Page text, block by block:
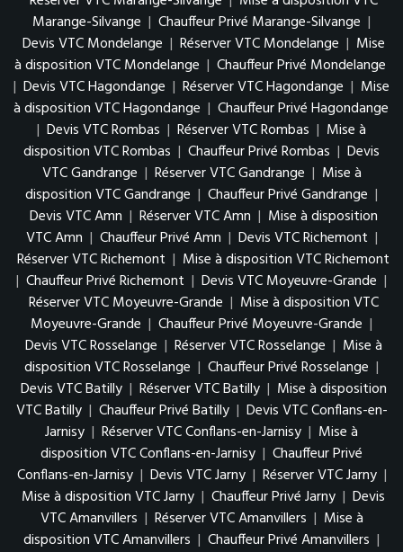
Marange-Silvange | Chauffeur Privé Marange-Silvange |
Devis VTC Mondelange | Réserver VTC Mondelange | Mise
à disposition VTC Mondelange | Chauffeur Privé Mondelange
| Devis VTC Hagondange | Réserver VTC Hagondange | Mise
à disposition VTC Hagondange | Chauffeur Privé Hagondange
| Devis VTC Rombas | Réserver VTC Rombas | Mise à
disposition VTC Rombas | Chauffeur Privé Rombas | Devis
VTC Gandrange | Réserver VTC Gandrange | Mise à
disposition VTC Gandrange | Chauffeur Privé Gandrange |
Devis VTC Amn | Réserver VTC Amn | Mise à disposition
VTC Amn | Chauffeur Privé Amn | Devis VTC Richemont |
Réserver VTC Richemont | Mise à disposition VTC Richemont
| Chauffeur Privé Richemont | Devis VTC Moyeuvre-Grande |
Réserver VTC Moyeuvre-Grande | Mise à disposition VTC
Moyeuvre-Grande | Chauffeur Privé Moyeuvre-Grande |
Devis VTC Rosselange | Réserver VTC Rosselange | Mise à
disposition VTC Rosselange | Chauffeur Privé Rosselange |
Devis VTC Batilly | Réserver VTC Batilly | Mise à disposition
VTC Batilly | Chauffeur Privé Batilly | Devis VTC Conflans-en-
Jarnisy | Réserver VTC Conflans-en-Jarnisy | Mise à
disposition VTC Conflans-en-Jarnisy | Chauffeur Privé
Conflans-en-Jarnisy | Devis VTC Jarny | Réserver VTC Jarny |
Mise à disposition VTC Jarny | Chauffeur Privé Jarny | Devis
VTC Amanvillers | Réserver VTC Amanvillers | Mise à
disposition VTC Amanvillers | Chauffeur Privé Amanvillers |